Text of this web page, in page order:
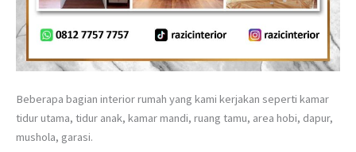
Beberapa bagian interior rumah yang kami kerjakan seperti kamar
tidur utama, tidur anak, kamar mandi, ruang tamu, area hobi, dapur,
mushola, garasi.